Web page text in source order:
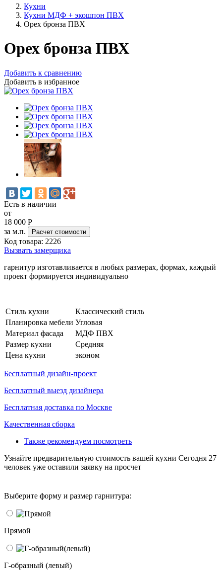
Кухни
Кухни МДФ + экошпон ПВХ
Орех бронза ПВХ
Орех бронза ПВХ
Добавить к сравнению
Добавить в избранное
Есть в наличии
от
18 000 Р
за м.п.
Расчет стоимости
Код товара: 2226
Вызвать замерщика
гарнитур изготавливается в любых размерах, формах, каждый
проект формируется индивидуально
Стиль кухни
Классический стиль
Планировка мебели Угловая
Материал фасада
МДФ ПВХ
Размер кухни
Средняя
Цена кухни
эконом
Бесплатный дизайн-проект
Бесплатный выезд дизайнера
Бесплатная доставка по Москве
Качественная сборка
Также рекомендуем посмотреть
Узнайте предварительную стоимость вашей кухни Сегодня 27
человек уже оставили заявку на просчет
Выберите форму и размер гарнитура:
Прямой
Г-образный (левый)